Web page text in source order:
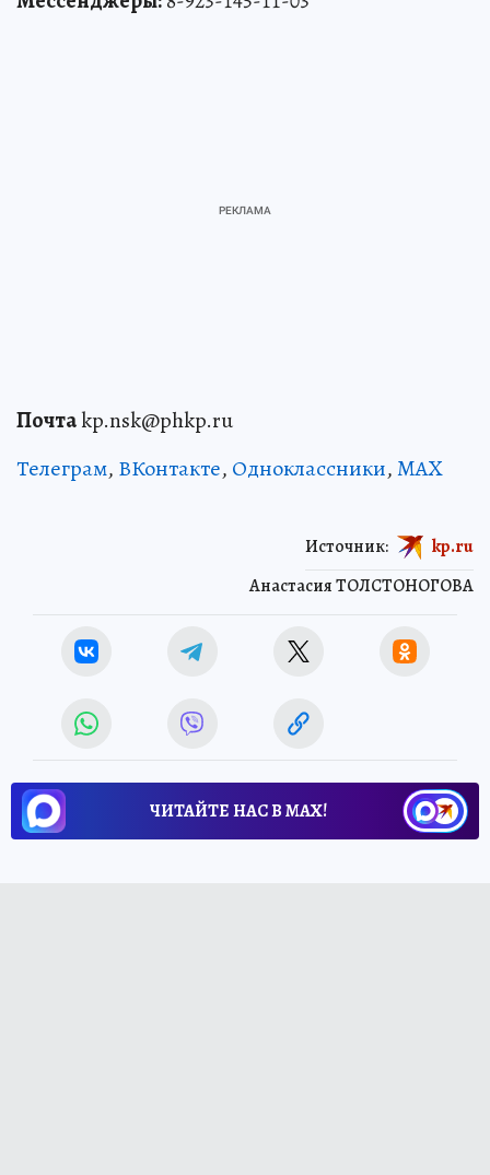
Почтаkp.nsk@phkp.ru
Телеграм, ВКонтакте, Одноклассники,MAX
Анастасия ТОЛСТОНОГОВА
Источник: kp.ru
ЧИТАЙТЕ НАС В МАХ!